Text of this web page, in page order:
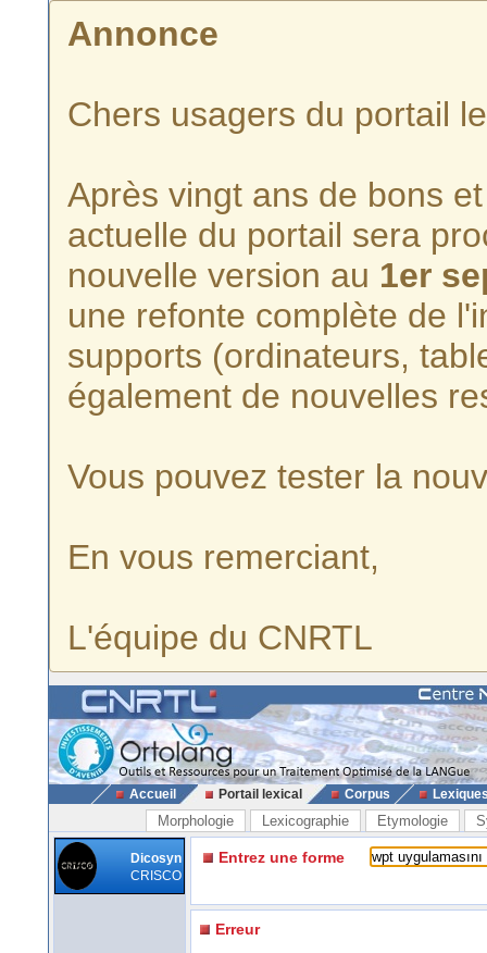
Annonce
Chers usagers du portail
Après vingt ans de bons
actuelle du portail sera
nouvelle version au 1er
une refonte complète de
supports (ordinateurs,
également de nouvelles
Vous pouvez tester la
En vous remerciant,
L'équipe du CNRTL
Accueil Portail lexical Corpus
Morphologie Lexicographie Etymologie
Dicosyn
CRISCO
Entrez une forme
Erreur